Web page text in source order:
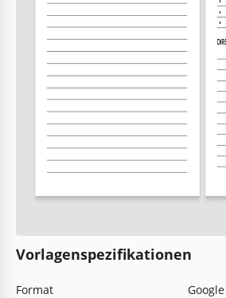
Vorlagenspezifikationen
Format